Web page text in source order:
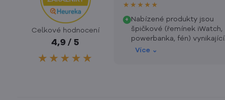
Celkové hodnocení
4,9 / 5
★★★★★
★★★★★
+ Nabízené produkty jsou
špičkové (řemínek iWatch,
powerbanka, fén) vynikající
poměr cena/výkon, super
Více ⌄